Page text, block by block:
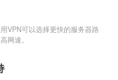
VPN可以选择更快的服务器路
网速。